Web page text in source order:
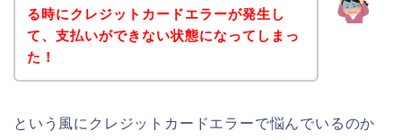
る時にクレジットカードエラーが発生し
て、支払いができない状態になってしまっ
た！
という風にクレジットカードエラーで悩んでいるのか